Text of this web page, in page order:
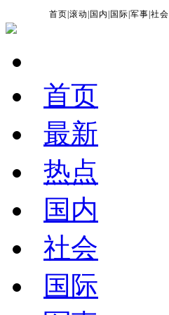
首页 |滚动 国内 国际 |军事 |社会
首页
最新
热点
国内
社会
国际